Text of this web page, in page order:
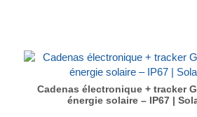
Cadenas électronique + tracker
énergie solaire – IP67 |